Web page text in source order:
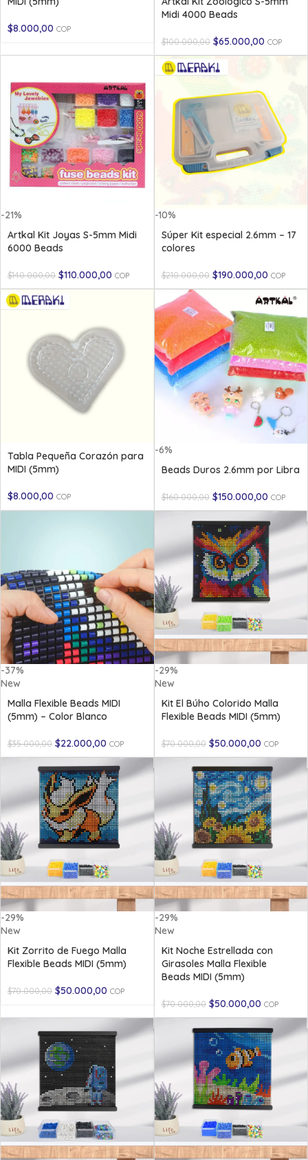
$8.000,00 COP
Midi 4000 Beads
$100.000,00 $65.000,00 COP
-21%
Artkal Kit Joyas S-5mm Midi
6000 Beads
$140.000,00 $110.000,00 COP
-10%
Súper Kit especial 2.6mm – 17
colores
$210.000,00 $190.000,00 COP
Tabla Pequeña Corazón para
MIDI (5mm)
$8.000,00 COP
-6%
Beads Duros 2.6mm por Libra
$160.000,00 $150.000,00 COP
-37%
New
Malla Flexible Beads MIDI
(5mm) – Color Blanco
$35.000,00 $22.000,00 COP
-29%
New
Kit El Búho Colorido Malla
Flexible Beads MIDI (5mm)
$70.000,00 $50.000,00 COP
-29%
New
Kit Zorrito de Fuego Malla
Flexible Beads MIDI (5mm)
$70.000,00 $50.000,00 COP
-29%
New
Kit Noche Estrellada con
Girasoles Malla Flexible
Beads MIDI (5mm)
$70.000,00 $50.000,00 COP